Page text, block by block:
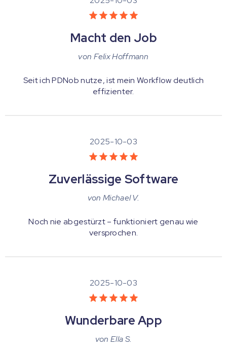
Macht den Job
von Felix Hoffmann
Seit ich PDNob nutze, ist mein Workflow deutlich
effizienter.
2025-10-03
Zuverlässige Software
vonMichael V.
Noch nie abgestürzt – funktioniert genau wie
versprochen.
2025-10-03
Wunderbare App
vonElla S.